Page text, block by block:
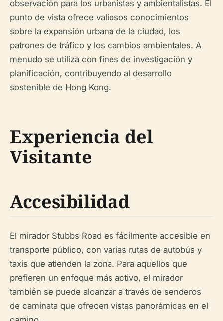
observación para los urbanistas y ambientalistas. El
punto de vista ofrece valiosos conocimientos
sobre la expansión urbana de la ciudad, los
patrones de tráfico y los cambios ambientales. A
menudo se utiliza con fines de investigación y
planificación, contribuyendo al desarrollo
sostenible de Hong Kong.
Experiencia del
Visitante
Accesibilidad
El mirador Stubbs Road es fácilmente accesible en
transporte público, con varias rutas de autobús y
taxis que atienden la zona. Para aquellos que
prefieren un enfoque más activo, el mirador
también se puede alcanzar a través de senderos
de caminata que ofrecen vistas panorámicas en el